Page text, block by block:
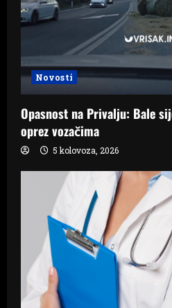
Novosti
Opasnost na Privalju: Bale
oprez vozačima
5 kolovoza, 2026